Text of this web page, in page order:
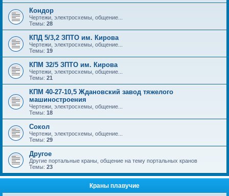
Кондор
Чертежи, электросхемы, общение...
Темы: 28
КПД 5/3,2 ЗПТО им. Кирова
Чертежи, электросхемы, общение...
Темы: 19
КПМ 32/5 ЗПТО им. Кирова
Чертежи, электросхемы, общение...
Темы: 21
КПМ 40-27-10,5 Ждановский завод тяжелого
машиностроения
Чертежи, электросхемы, общение...
Темы: 18
Сокол
Чертежи, электросхемы, общение...
Темы: 29
Другое
Другие портальные краны, общение на тему портальных кранов
Темы: 23
Краны плавучие